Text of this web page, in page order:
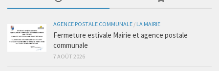
AGENCE POSTALE COMMUNALE / LA MAIRIE
Fermeture estivale Mairie et agence postale
communale
7 AOÛT 2026